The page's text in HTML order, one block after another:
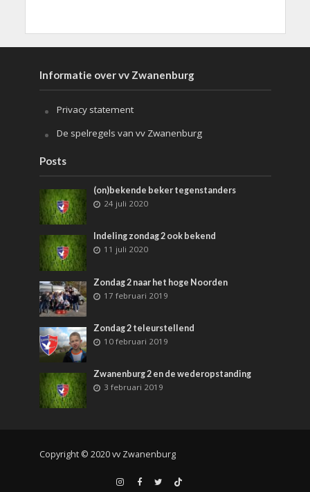
Informatie over vv Zwanenburg
Privacy statement
De spelregels van vv Zwanenburg
Posts
(on)bekende beker tegenstanders
24 juli 2020
Indeling zondag 2 ook bekend
11 juli 2020
Zondag 2 naar het hoge Noorden
17 februari 2019
Zondag 2 teleurstellend
10 februari 2019
Zwanenburg 2 en de wederopstanding
3 februari 2019
Copyright © 2020 vv Zwanenburg